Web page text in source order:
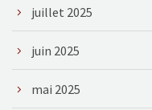
juillet 2025
juin 2025
mai 2025